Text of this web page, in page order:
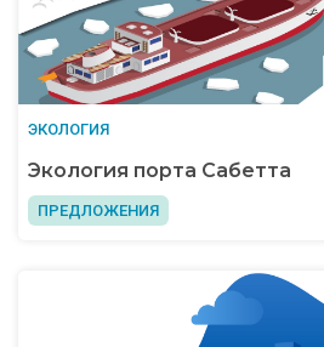
ЭКОЛОГИЯ
Экология порта Сабетта
ПРЕДЛОЖЕНИЯ